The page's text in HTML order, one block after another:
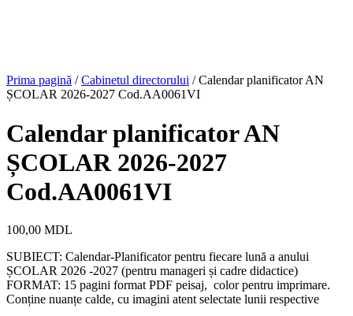
Prima pagină /Cabinetul directorului / Calendar planificator AN
ȘCOLAR 2026-2027 Cod.AA0061VI
Calendar planificator AN
ȘCOLAR 2026-2027
Cod.AA0061VI
100,00 MDL
SUBIECT: Calendar-Planificator pentru fiecare lună a anului
ȘCOLAR 2026 -2027 (pentru manageri și cadre didactice)
FORMAT: 15 pagini format PDF peisaj, color pentru imprimare.
Conține nuanțe calde, cu imagini atent selectate lunii respective